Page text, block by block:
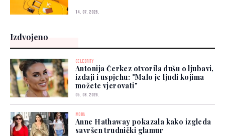
14. 07. 2026.
Izdvojeno
CELEBRITY
Antonija Čerkez otvorila dušu o ljubavi,
izdaji i uspjehu: "Malo je ljudi kojima
možete vjerovati"
05. 08. 2026.
MODA
Anne Hathaway pokazala kako izgleda
savršen trudnički glamur